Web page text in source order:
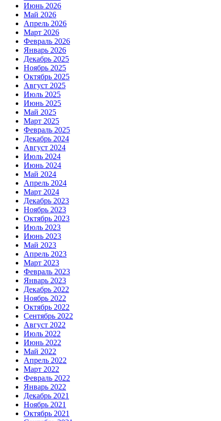
Июнь 2026
Май 2026
Апрель 2026
Март 2026
Февраль 2026
Январь 2026
Декабрь 2025
Ноябрь 2025
Октябрь 2025
Август 2025
Июль 2025
Июнь 2025
Май 2025
Март 2025
Февраль 2025
Декабрь 2024
Август 2024
Июль 2024
Июнь 2024
Май 2024
Апрель 2024
Март 2024
Декабрь 2023
Ноябрь 2023
Октябрь 2023
Июль 2023
Июнь 2023
Май 2023
Апрель 2023
Март 2023
Февраль 2023
Январь 2023
Декабрь 2022
Ноябрь 2022
Октябрь 2022
Сентябрь 2022
Август 2022
Июль 2022
Июнь 2022
Май 2022
Апрель 2022
Март 2022
Февраль 2022
Январь 2022
Декабрь 2021
Ноябрь 2021
Октябрь 2021